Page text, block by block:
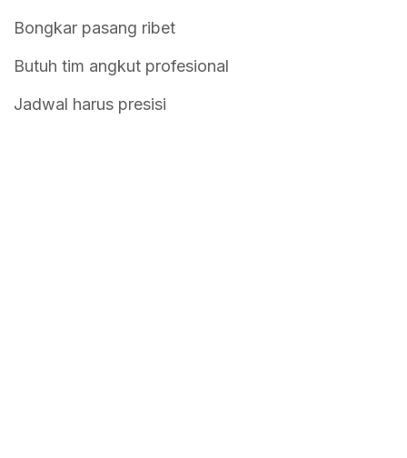
Bongkar pasang ribet
Butuh tim angkut profesional
Jadwal harus presisi